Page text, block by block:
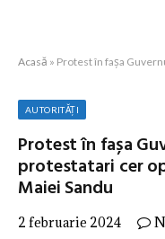
Acasă » Protest în fașa Guvernului!
AUTORITĂȚI
Protest în fașa
protestatari cer
Maiei Sandu
2 februarie 2024